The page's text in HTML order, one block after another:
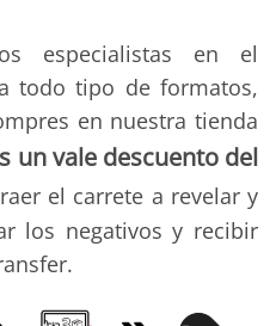
especialistas en el
todo tipo de formatos,
en nuestra tienda
un vale descuento del
el carrete a revelar y
los negativos y recibir